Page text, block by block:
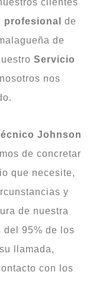
de
de
Servicio
nos
Johnson
de concretar
que necesite,
y
de nuestra
del 95% de los
llamada,
con los